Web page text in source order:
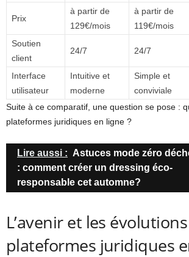
Prix
à partir de
129€/mois
à partir de
119€/mois
Soutien
client
24/7 24/7
Interface
utilisateur
Intuitive et
moderne
Simple et
conviviale
Suite à ce comparatif, une question se pose :
plateformes juridiques en ligne ?
Lire aussi : Astuces mode zéro
: comment créer un dressing éco-
responsable cet automne?
L’avenir et les
plateformes juridiques